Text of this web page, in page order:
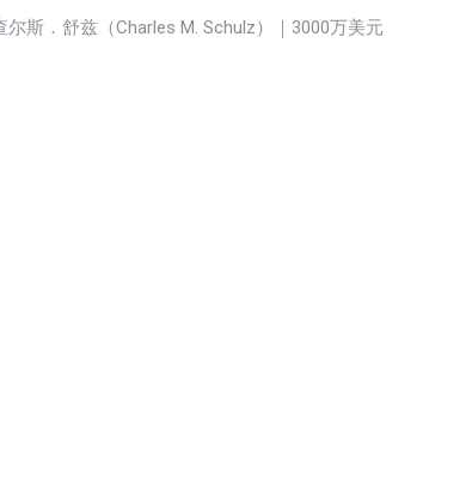
斯．舒兹（Charles M. Schulz）｜3000万美元